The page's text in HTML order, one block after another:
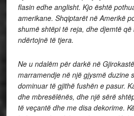
flasin edhe anglisht. Kjo është
amerikane. Shqiptarët në Amerikë
shumë shtëpi të reja, dhe djemtë
ndërtojnë të tjera.
Ne u ndalëm për darkë në
marramendje në një gjysmë duzine
dominuar të gjithë fushën e pasur.
dhe mbresëlënës, dhe një sërë
të veçantë dhe me disa dekorime.